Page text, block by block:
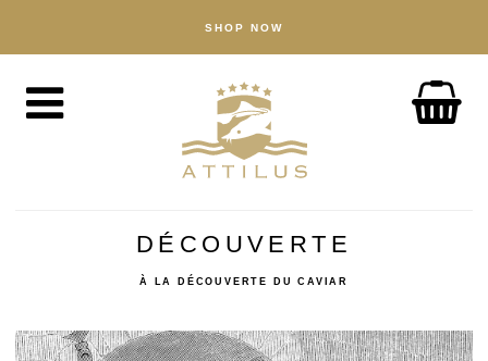
Fish
Accessories
The Attilus Way
Quality Assured
DÉCOUVERTE
À LA DÉCOUVERTE DU CAVIAR
SHOP NOW